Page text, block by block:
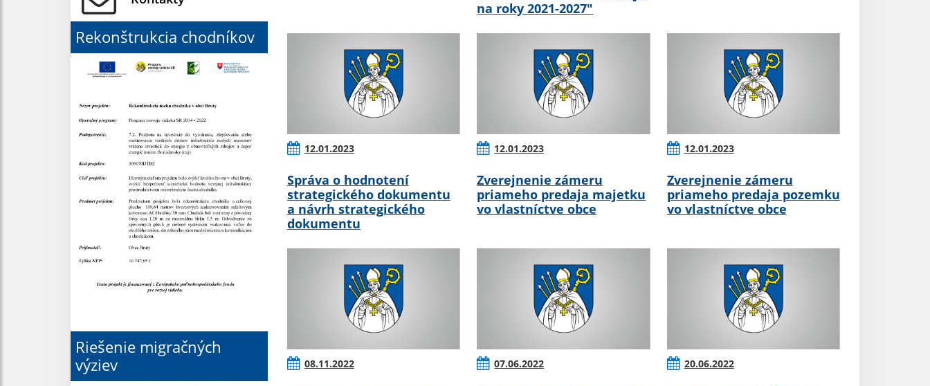
Rekonštrukcia chodníkov
Riešenie migračných
výziev
na roky 2021-2027"
12.01.2023
Správa o hodnotení
strategického dokumentu
a návrh strategického
dokumentu
12.01.2023
Zverejnenie zámeru
priameho predaja majetku
vo vlastníctve obce
12.01.2023
Zverejnenie zámeru
priameho predaja pozemku
vo vlastníctve obce
08.11.2022 07.06.2022 20.06.2022